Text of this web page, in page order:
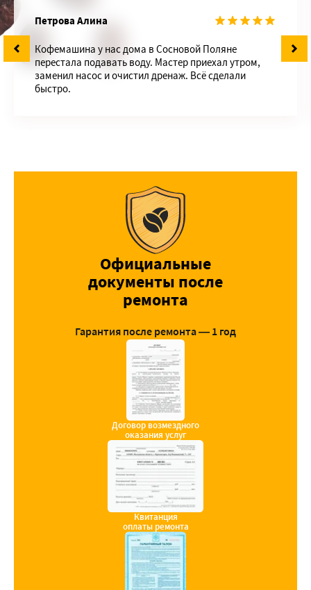
Петрова Алина
Кофемашина у нас дома в Сосновой Поляне
перестала подавать воду. Мастер приехал утром,
заменил насос и очистил дренаж. Всё сделали
быстро.
Официальные
документы после
ремонта
Гарантия после ремонта — 1 год
Договор возмездного
оказания услуг
Квитанция
оплаты ремонта